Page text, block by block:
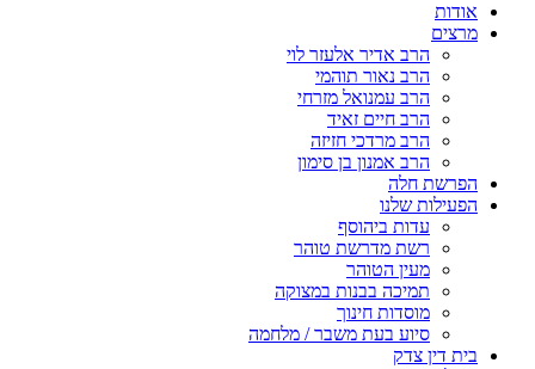
אודות
מרצים
הרב אדיר אלעזר לוי
הרב נאור תוהמי
הרב עמנואל מזרחי
הרב חיים זאיד
הרב מרדכי חזיזה
הרב אמנון בן סימון
הפרשת חלה
הפעילות שלנו
עדות ביהוסף
רשת מדרשת טוהר
מעין הטוהר
תמיכה בבנות במצוקה
מוסדות חינוך
סיוע בעת משבר / מלחמה
בית דין צדק